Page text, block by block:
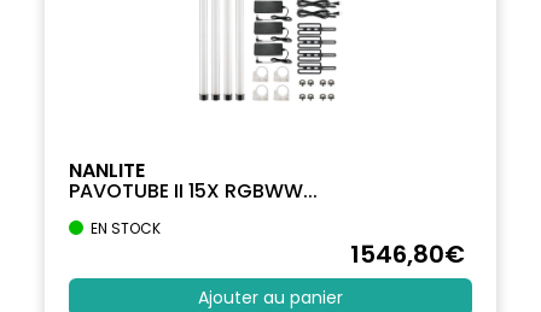
NANLITE
PAVOTUBE II 15X RGBWW...
EN STOCK
1546,80€
Ajouter au panier